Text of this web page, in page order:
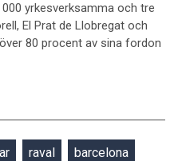
yrkesverksamma och tre
El Prat de Llobregat och
80 procent av sina fordon
raval barcelona